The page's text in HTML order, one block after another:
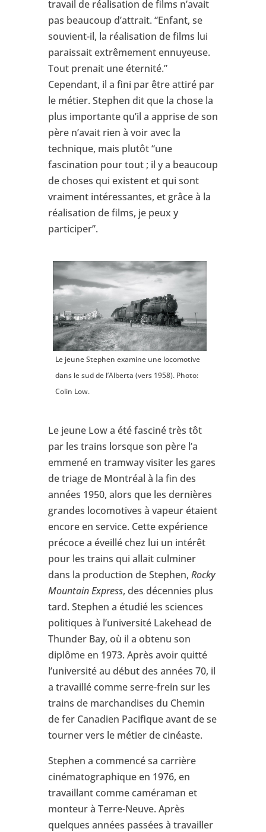
travail de réalisation de films n’avait
pas beaucoup d’attrait. “Enfant, se
souvient-il, la réalisation de films lui
paraissait extrêmement ennuyeuse.
Tout prenait une éternité.”
Cependant, il a fini par être attiré par
le métier. Stephen dit que la chose la
plus importante qu’il a apprise de son
père n’avait rien à voir avec la
technique, mais plutôt “une
fascination pour tout ; il y a beaucoup
de choses qui existent et qui sont
vraiment intéressantes, et grâce à la
réalisation de films, je peux y
participer”.
Le jeune Stephen examine une locomotive
dans le sud de l’Alberta (vers 1958). Photo:
Colin Low.
Le jeune Low a été fasciné très tôt
par les trains lorsque son père l’a
emmené en tramway visiter les gares
de triage de Montréal à la fin des
années 1950, alors que les dernières
grandes locomotives à vapeur étaient
encore en service. Cette expérience
précoce a éveillé chez lui un intérêt
pour les trains qui allait culminer
dans la production de Stephen, Rocky
Mountain Express, des décennies plus
tard. Stephen a étudié les sciences
politiques à l’université Lakehead de
Thunder Bay, où il a obtenu son
diplôme en 1973. Après avoir quitté
l’université au début des années 70, il
a travaillé comme serre-frein sur les
trains de marchandises du Chemin
de fer Canadien Pacifique avant de se
tourner vers le métier de cinéaste.
Stephen a commencé sa carrière
cinématographique en 1976, en
travaillant comme caméraman et
monteur à Terre-Neuve. Après
quelques années passées à travailler